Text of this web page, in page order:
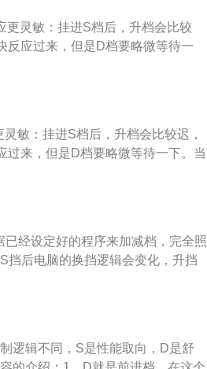
到S档，就会发现汽车的引擎会发
时，发动机无法提供足够的动力所
灵敏：挂进S档后，升档会比较
反应过来，但是D档要略微等待一
直观的，而D挡相对来说比较温
比D挡高一些。不过D挡状态下就
：在爬坡的时候，没有把档位切换
。这种情况的出现就是因为低转速
上坡可以挂上S挡。
敏：挂进S档后，升档会比较迟，
过来，但是D档要略微等待一下。当
挡相对来说比较温顺。2、S挡比D
过D挡状态下就体会不到S挡的驾驶
有把档位切换到S档，汽车的引擎
转速时，发动机无法提供足够的动
经设定好的程序来加减档，完全照
挡后电脑的换挡逻辑会变化，升挡
D挡和S挡区别的介绍：1.汽车换挡
换挡转向也会有提升，那就是说
模式。不管是AT还是DSG等些自
也会有所不舒服。
逻辑不同，S是性能取向，D是舒